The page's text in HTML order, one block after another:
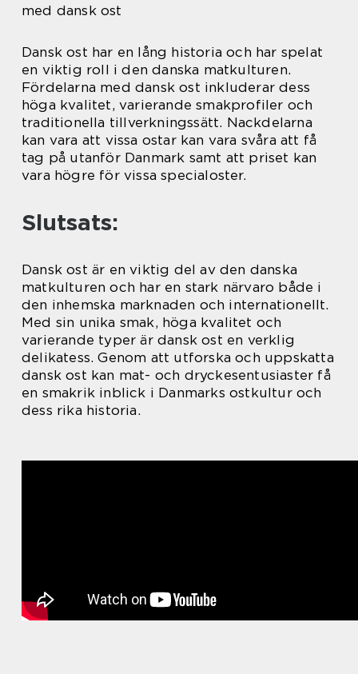
med dansk ost
Dansk ost har en lång historia och har spelat
en viktig roll i den danska matkulturen.
Fördelarna med dansk ost inkluderar dess
höga kvalitet, varierande smakprofiler och
traditionella tillverkningssätt. Nackdelarna
kan vara att vissa ostar kan vara svåra att få
tag på utanför Danmark samt att priset kan
vara högre för vissa specialoster.
Slutsats:
Dansk ost är en viktig del av den danska
matkulturen och har en stark närvaro både i
den inhemska marknaden och internationellt.
Med sin unika smak, höga kvalitet och
varierande typer är dansk ost en verklig
delikatess. Genom att utforska och uppskatta
dansk ost kan mat- och dryckesentusiaster få
en smakrik inblick i Danmarks ostkultur och
dess rika historia.